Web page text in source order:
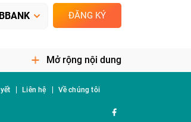
ĐĂNG KÝ
Mở rộng nội dung
Liên hệ Về chúng tôi